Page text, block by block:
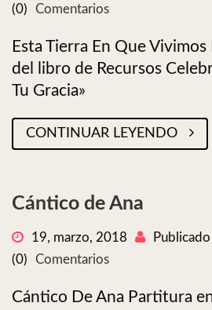
(0)
Comentarios
Esta Tierra En Que
del libro de Recursos
Tu Gracia»
CONTINUAR LEYENDO
Cántico de Ana
19, marzo, 2018
(0)
Comentarios
Cántico De Ana Partitura